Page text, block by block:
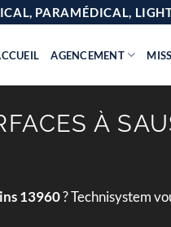
PARAMÉDICAL,
AGENCEMENT
À
13960? Technisystem